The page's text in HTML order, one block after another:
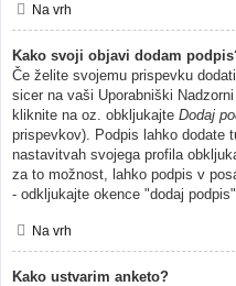
Na vrh
Kako svoji objavi dodam
Če želite svojemu prispevku
sicer na vaši Uporabniški
kliknite na oz. obkljukajte Dodaj
prispevkov). Podpis lahko dodate
nastavitvah svojega profila
za to možnost, lahko podpis v
- odkljukajte okence "dodaj
Na vrh
Kako ustvarim anketo?